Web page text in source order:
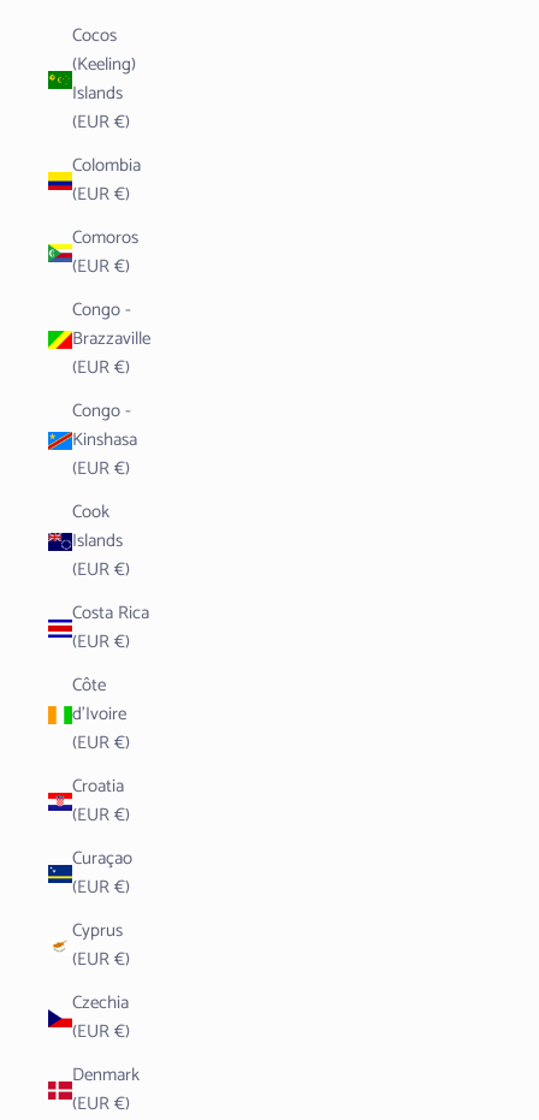
Cocos
(Keeling)
Islands
(EUR €)
Colombia
(EUR €)
Comoros
(EUR €)
Congo -
Brazzaville
(EUR €)
Congo -
Kinshasa
(EUR €)
Cook
Islands
(EUR €)
Costa Rica
(EUR €)
Côte
d’Ivoire
(EUR €)
Croatia
(EUR €)
Curaçao
(EUR €)
Cyprus
(EUR €)
Czechia
(EUR €)
Denmark
(EUR €)